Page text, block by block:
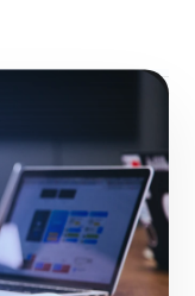
reportes